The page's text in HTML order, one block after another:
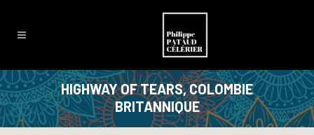
HIGHWAY OF TEARS, COLOMBIE
BRITANNIQUE